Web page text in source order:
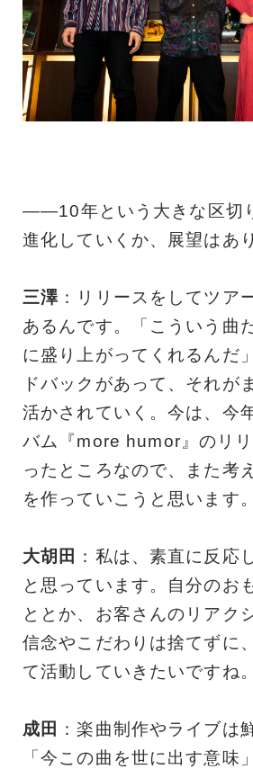
――10年という大きな区切
進化していくか、展望はあ
三澤 ：リリースをしてツア
あるんです。「こういう曲
に盛り上がってくれるんだ
ドバックがあって、それが
活かされていく。今は、今
バム『more humor』のリ
ったところなので、また考
を作っていこうと思います。
大胡田
：私は、素直に反応
と思っています。自分のお
ととか、お客さんのリアク
信念やこだわりは捨てずに
て活動していきたいですね。
成田
：楽曲制作やライブは
「今この曲を世に出す意味